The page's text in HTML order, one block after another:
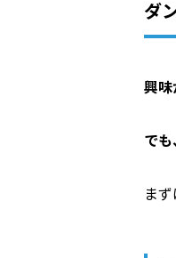
ダ
興味
で
ま